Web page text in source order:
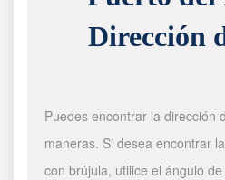
Dirección
Puedes encontrar la dirección
maneras. Si desea encontrar
con brújula, utilice el ángulo